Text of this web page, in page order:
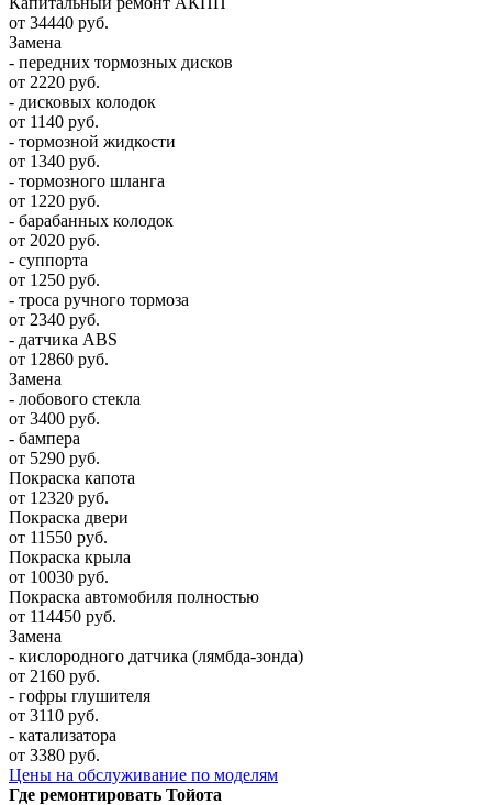
от 34440 руб.
Замена
- передних тормозных дисков
от 2220 руб.
- дисковых колодок
от 1140 руб.
- тормозной жидкости
от 1340 руб.
- тормозного шланга
от 1220 руб.
- барабанных колодок
от 2020 руб.
- суппорта
от 1250 руб.
- троса ручного тормоза
от 2340 руб.
- датчика ABS
от 12860 руб.
Замена
- лобового стекла
от 3400 руб.
- бампера
от 5290 руб.
Покраска капота
от 12320 руб.
Покраска двери
от 11550 руб.
Покраска крыла
от 10030 руб.
Покраска автомобиля полностью
от 114450 руб.
Замена
- кислородного датчика (лямбда-зонда)
от 2160 руб.
- гофры глушителя
от 3110 руб.
- катализатора
от 3380 руб.
Цены на обслуживание по моделям
Где ремонтировать Тойота